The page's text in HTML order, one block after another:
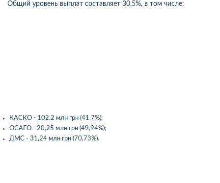
Общий уровень выплат составляет 30,5%, в том числе:
КАСКО - 102,2 млн грн (41,7%);
ОСАГО - 20,25 млн грн (49,94%);
ДМС - 31,24 млн грн (70,73%).